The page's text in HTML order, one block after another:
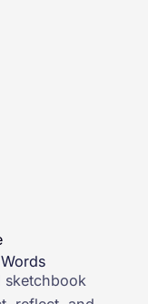
sketchbook